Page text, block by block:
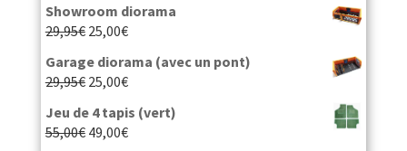
Showroom diorama
29,95€ 25,00€
Garage diorama (avec un pont)
29,95€ 25,00€
Jeu de 4 tapis (vert)
55,00€ 49,00€